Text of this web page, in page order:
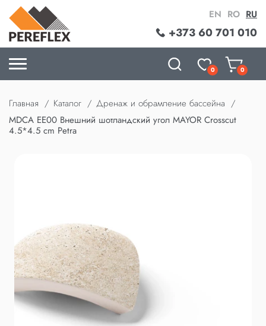
+373 60 701 010
EN RO RU
0 0
Главная Каталог
Дренаж и обрамление бассейна
MDCA EE00 Внешний шотландский угол MAYOR Crosscut
4.5*4.5 cm Petra